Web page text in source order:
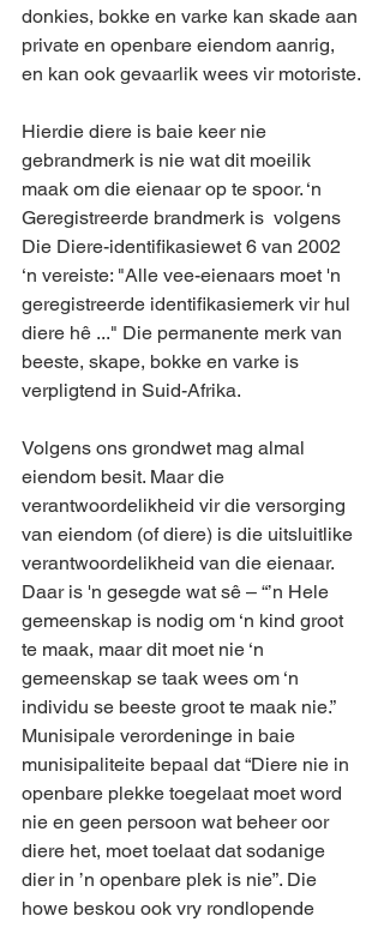
donkies, bokke en varke kan skade aan
private en openbare eiendom aanrig,
en kan ook gevaarlik wees vir motoriste.
Hierdie diere is baie keer nie
gebrandmerk is nie wat dit moeilik
maak om die eienaar op te spoor. ‘n
Geregistreerde brandmerk is  volgens
Die Diere-identifikasiewet 6 van 2002
‘n vereiste: "Alle vee-eienaars moet 'n
geregistreerde identifikasiemerk vir hul
diere hê ..." Die permanente merk van
beeste, skape, bokke en varke is
verpligtend in Suid-Afrika.
Volgens ons grondwet mag almal
eiendom besit. Maar die
verantwoordelikheid vir die versorging
van eiendom (of diere) is die uitsluitlike
verantwoordelikheid van die eienaar.
Daar is 'n gesegde wat sê – “’n Hele
gemeenskap is nodig om ‘n kind groot
te maak, maar dit moet nie ‘n
gemeenskap se taak wees om ‘n
individu se beeste groot te maak nie.”
Munisipale verordeninge in baie
munisipaliteite bepaal dat “Diere nie in
openbare plekke toegelaat moet word
nie en geen persoon wat beheer oor
diere het, moet toelaat dat sodanige
dier in ’n openbare plek is nie”. Die
howe beskou ook vry rondlopende